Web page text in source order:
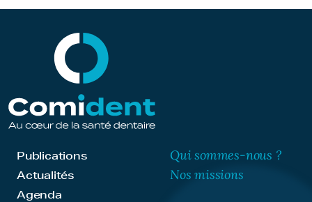
Publications
Actualités
Agenda
Qui sommes-nous ?
Nos missions